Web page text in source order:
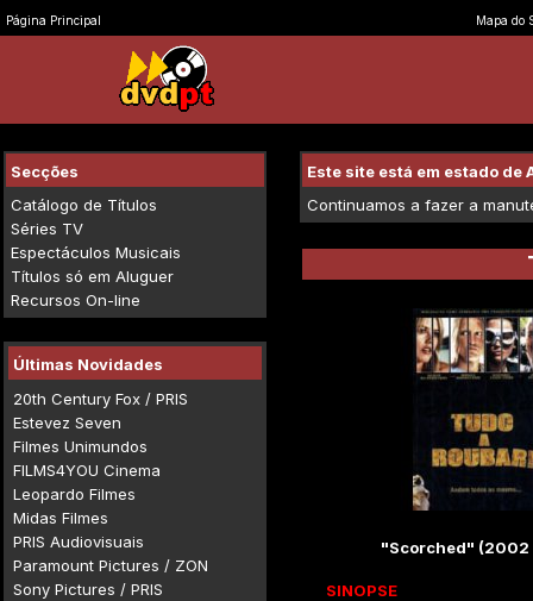
Página Principal Mapa do
Secções
Catálogo de Títulos
Séries TV
Espectáculos Musicais
Títulos só em Aluguer
Recursos On-line
Últimas Novidades
20th Century Fox / PRIS
Estevez Seven
Filmes Unimundos
FILMS4YOU Cinema
Leopardo Filmes
Midas Filmes
PRIS Audiovisuais
Paramount Pictures / ZON
Sony Pictures / PRIS
Este site está em estado de
Continuamos a fazer a
"Scorched" (2002
SINOPSE